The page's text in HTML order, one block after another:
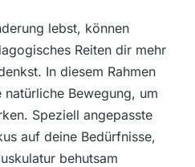
lebst, können
Reiten dir mehr
In diesem Rahmen
Bewegung, um
Speziell angepasste
auf deine Bedürfnisse,
behutsam